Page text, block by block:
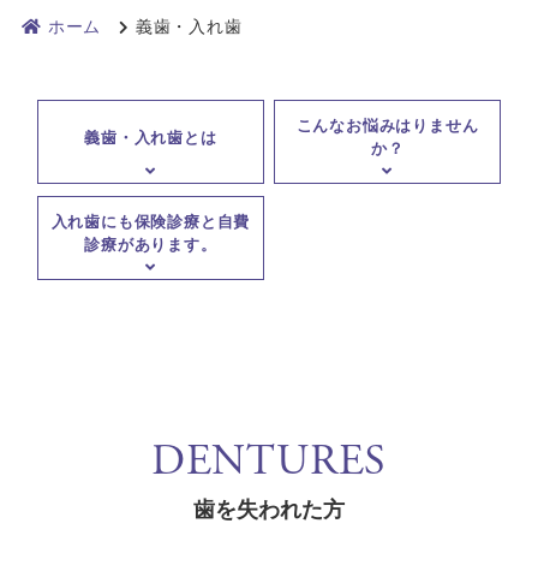
ホーム 義歯・入れ歯
義歯・入れ歯とは
こんなお悩みはりません
か？
入れ歯にも保険診療と自費
診療があります。
DENTURES
歯を失われた方